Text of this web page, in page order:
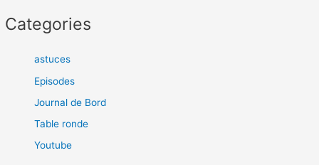
Categories
astuces
Episodes
Journal de Bord
Table ronde
Youtube